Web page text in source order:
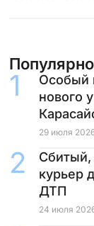
Особый
нового
29 июля
курьер
ДТП
24 июля